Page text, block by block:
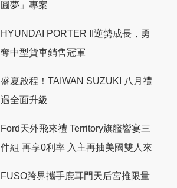
圓夢」專案
HYUNDAI PORTER II逆勢成長，勇
奪中型貨車銷售冠軍
盛夏啟程！TAIWAN SUZUKI 八月禮
遇全面升級
Ford天外飛來禮 Territory旗艦響宴三
件組 再享0利率 入主再抽美國雙人來
FUSO跨界攜手鹿耳門天后宮推限量